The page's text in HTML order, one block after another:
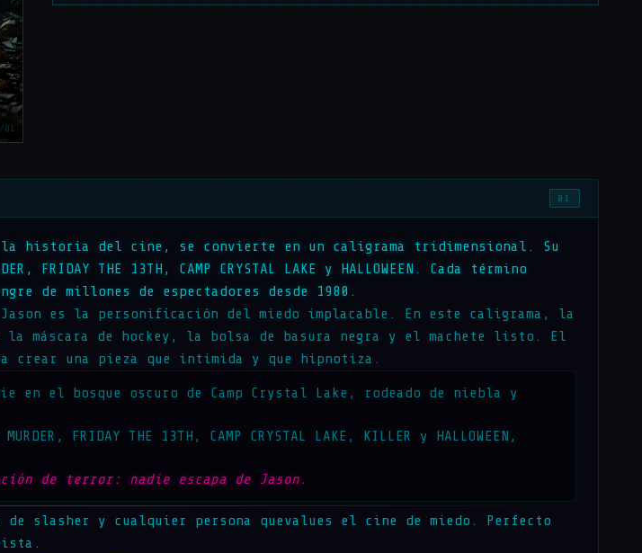
01
la historia del cine, se convierte en un caligrama tridimensional. Su
THE 13TH, CAMP CRYSTAL LAKE y HALLOWEEN. Cada término
de millones de espectadores desde 1980.
es la personificación del miedo implacable. En este caligrama, la
máscara de hockey, la bolsa de basura negra y el machete listo. El
crear una pieza que intimida y que hipnotiza.
en el bosque oscuro de Camp Crystal Lake, rodeado de niebla y
FRIDAY THE 13TH, CAMP CRYSTAL LAKE, KILLER y HALLOWEEN,
de terror: nadie escapa de Jason.
slasher y cualquier persona quevalues el cine de miedo. Perfecto